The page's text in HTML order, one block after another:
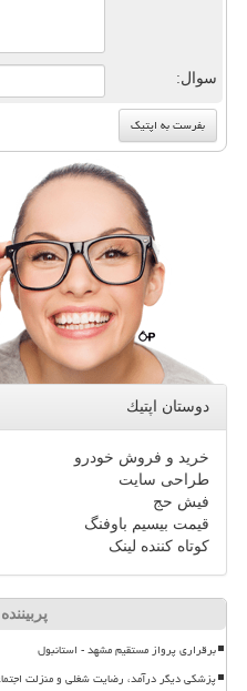
سوال:
دوستان اپتیك
خرید و فروش خودرو
طراحی سایت
فیش حج
قیمت بیسیم باوفنگ
کوتاه کننده لینک
برقراری پرواز مستقیم مشهد - استانبول
پزشکی دیگر درآمد، رضایت شغلی و منزلت